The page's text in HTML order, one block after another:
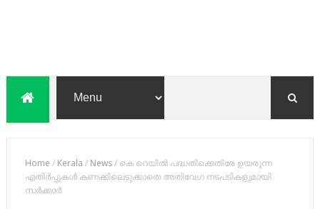
Home / Kerala / News/ കെ റെയില്‍ പദ്ധതിക്കെതിരേ ഉയരുന്ന
എതിര്‍പ്പുകള്‍ കണക്കിലെടുക്കാതെ അതിവേഗ നടപടികളുമായി
സര്‍ക്കാര്‍